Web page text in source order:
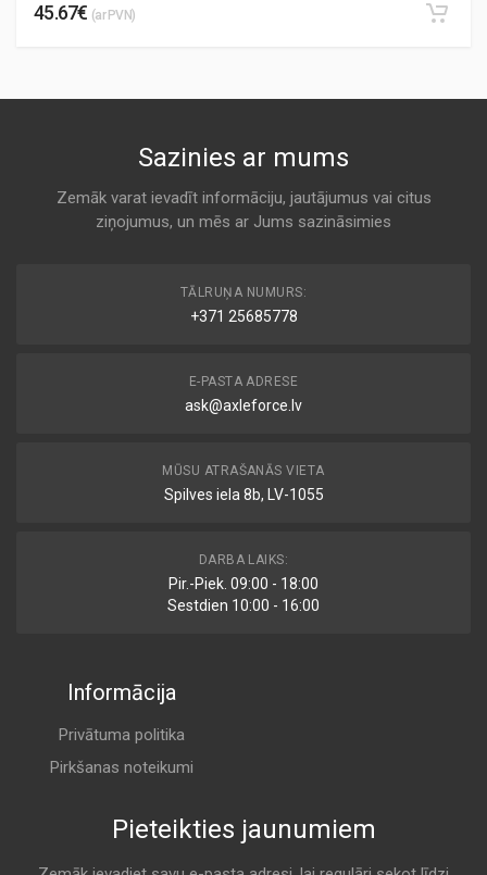
45.67€ (ar PVN)
Sazinies ar mums
Zemāk varat ievadīt informāciju, jautājumus vai citus
ziņojumus, un mēs ar Jums sazināsimies
TĀLRUŅA NUMURS:
+371 25685778
E-PASTA ADRESE
ask@axleforce.lv
MŪSU ATRAŠANĀS VIETA
Spilves iela 8b, LV-1055
DARBA LAIKS:
Pir.-Piek. 09:00 - 18:00
Sestdien 10:00 - 16:00
Informācija
Privātuma politika
Pirkšanas noteikumi
Pieteikties jaunumiem